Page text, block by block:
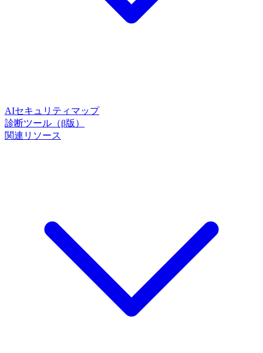
AIセキュリティマップ
診断ツール（β版）
関連リソース